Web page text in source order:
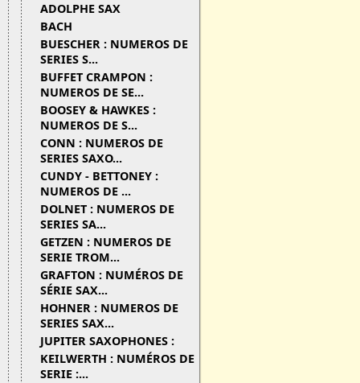
ADOLPHE SAX
BACH
BUESCHER : NUMEROS DE
SERIES S...
BUFFET CRAMPON :
NUMEROS DE SE...
BOOSEY & HAWKES :
NUMEROS DE S...
CONN : NUMEROS DE
SERIES SAXO...
CUNDY - BETTONEY :
NUMEROS DE ...
DOLNET : NUMEROS DE
SERIES SA...
GETZEN : NUMEROS DE
SERIE TROM...
GRAFTON : NUMÉROS DE
SÉRIE SAX...
HOHNER : NUMEROS DE
SERIES SAX...
JUPITER SAXOPHONES :
KEILWERTH : NUMÉROS DE
SERIE :...